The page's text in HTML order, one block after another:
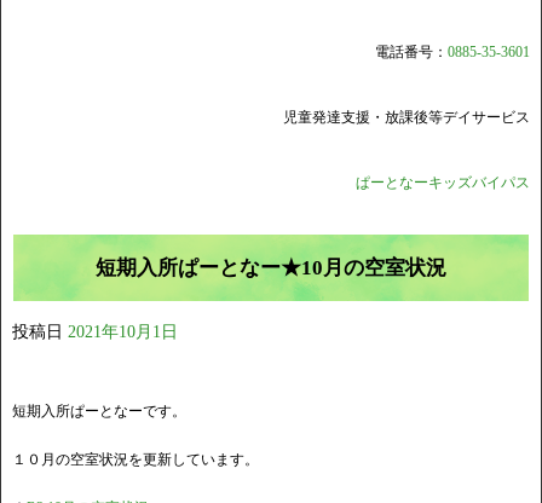
電話番号： 0885-35-3601
児童発達支援・放課後等デイサービス
ぱーとなーキッズバイパス
短期入所ぱーとなー★10月の空室状況
投稿日 2021年10月1日
短期入所ぱーとなーです。
１０月の空室状況を更新しています。